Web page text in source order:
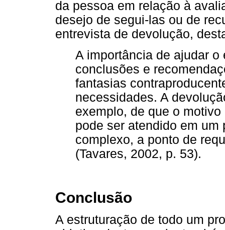
da pessoa em relação à
desejo de segui-las ou de
entrevista de devolução,
A importância de ajudar
conclusões e
fantasias
necessidades. A
exemplo, de que o
pode ser atendido em
complexo, a ponto de
(Tavares, 2002, p. 53).
Conclusão
A estruturação de todo um